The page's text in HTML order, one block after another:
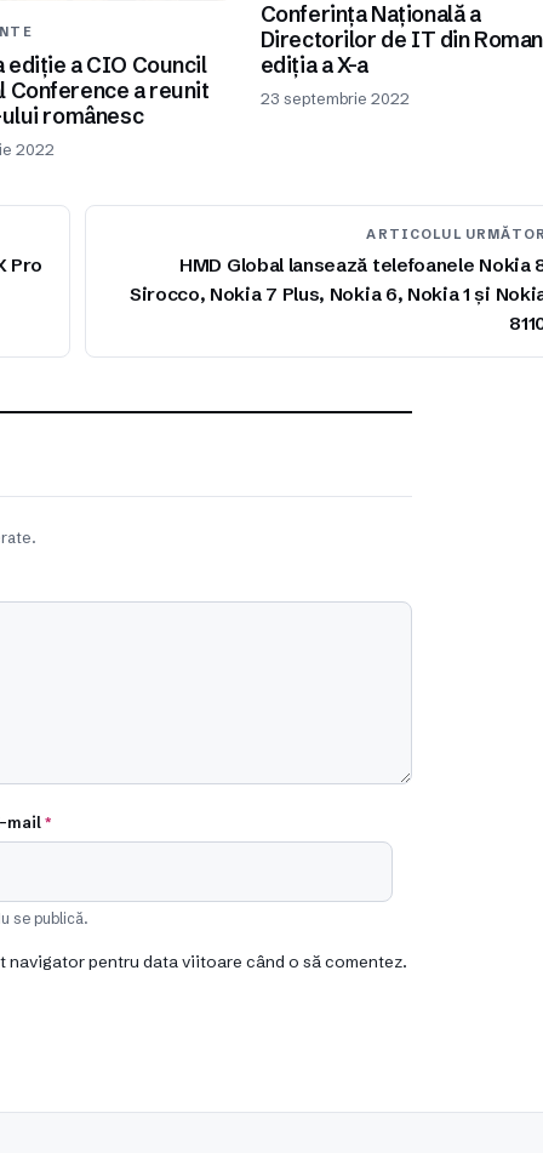
ediție a CIO Council
Conference a reunit
românesc
2022
Conferința Națională a
Directorilor de IT din
ediția a X-a
23 septembrie 2022
Pro
ARTICOLUL
HMD Global lansează telefoanele Nokia
Sirocco, Nokia 7 Plus, Nokia 6, Nokia 1 și
mail*
se publică.
navigator pentru data viitoare când o să comentez.